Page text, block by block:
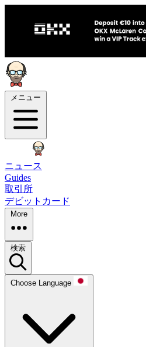
メニュー
ニュース
Guides
取引所
デビットカード
More
検索
Choose Language